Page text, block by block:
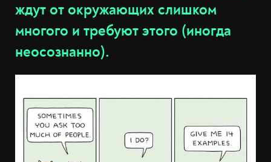
ждут от окружающих слишком
многого и требуют этого (иногда
неосознанно).